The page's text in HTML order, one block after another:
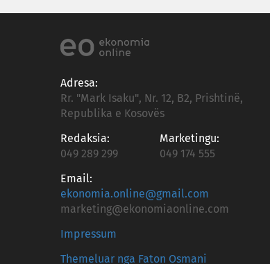
Adresa:
Rr. "Mark Isaku", Nr. 12, B2, Prishtinë,
Republika e Kosovës
Redaksia:
049 289 299
Marketingu:
049 174 555
Email:
ekonomia.online@gmail.com
marketing@ekonomiaonline.com
Impressum
Themeluar nga Faton Osmani